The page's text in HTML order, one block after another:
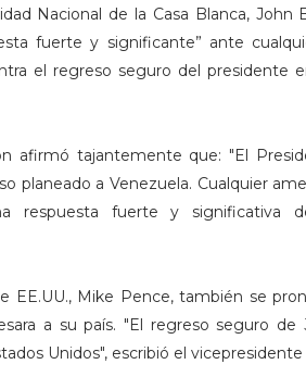
Nacional de la Casa Blanca,
fuerte y significante” ante
el regreso seguro del presidente
afirmó tajantemente que: "El
planeado a Venezuela. Cualquier
respuesta fuerte y significativa
EE.UU., Mike Pence, también se
a su país. "El regreso seguro
Unidos", escribió el